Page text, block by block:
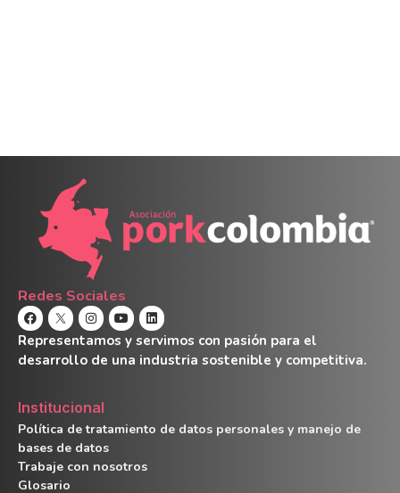
Redes Sociales
Representamos y servimos con pasión para el
desarrollo de una industria sostenible y competitiva.
Institucional
Política de tratamiento de datos personales y manejo de
bases de datos
Trabaje con nosotros
Glosario